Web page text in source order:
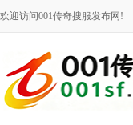
欢迎访问001传奇搜服发布网!